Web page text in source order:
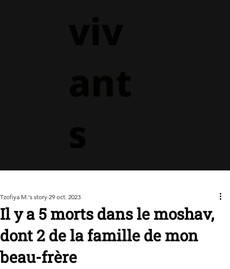
Il y a 5 morts dans le moshav,
dont 2 de la famille de mon
beau-frère
Tzofiya M.'s story 29 oct. 2023